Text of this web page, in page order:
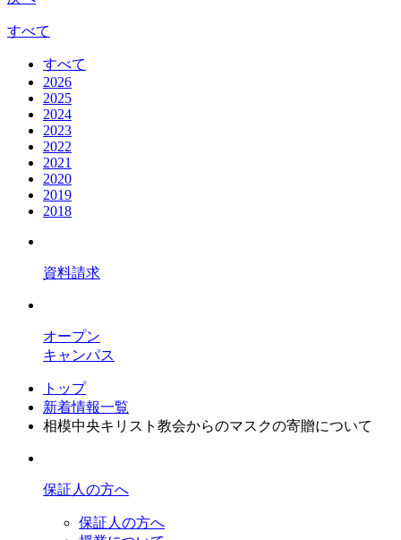
すべて
すべて
2026
2025
2024
2023
2022
2021
2020
2019
2018
資料請求
オープン
キャンパス
トップ
新着情報一覧
相模中央キリスト教会からのマスクの寄贈について
保証人の方へ
保証人の方へ